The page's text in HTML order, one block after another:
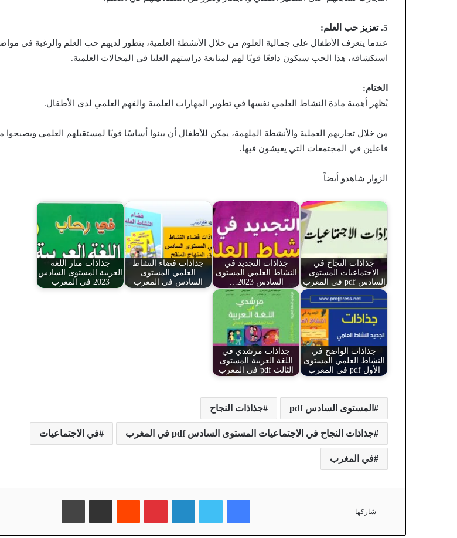
5. تعزيز حب العلم:
عندما يتعرف الأطفال على جمالية العلوم من خلال الأنشطة العلمية، يتطور لديهم حب العلم والرغبة في
استكشافه، هذا الحب سيكون دافعًا قويًا لهم لمتابعة دراستهم العليا في المجالات العلمية.
الختام:
يُظهر أهمية مادة النشاط العلمي نفسها في تطوير المهارات العلمية والفهم العلمي لدى الأطفال.
من خلال تجاربهم العملية والأنشطة الملهمة، يمكن للأطفال أن يبنوا أساسًا قويًا لمستقبلهم العلمي ويصبحوا
فاعلين في المجتمعات التي يعيشون فيها.
الزوار شاهدو أيضاً
جذاذات النجاح في
الاجتماعيات المستوى
السادس pdf في المغرب
جذاذات التجديد في
النشاط العلمي المستوى
السادس 2023…
جذاذات فضاء النشاط
العلمي المستوى
السادس في المغرب
جذاذات منار اللغة
العربية المستوى السادس
2023 في المغرب
جذاذات الواضح في
النشاط العلمي المستوى
الأول pdf في المغرب
جذاذات مرشدي في
اللغة العربية المستوى
الثالث pdf في المغرب
المستوى السادس pdf جذاذات النجاح
جذاذات النجاح في الاجتماعيات المستوى السادس pdf في المغرب في الاجتماعيات
في المغرب
شاركها
فيسبوك تويتر لينكدإن بينتيريست مشاركة عبر البريد